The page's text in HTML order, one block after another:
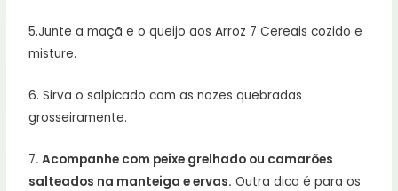
5.Junte a maçã e o queijo aos Arroz 7 Cereais cozido e
misture.
6. Sirva o salpicado com as nozes quebradas
grosseiramente.
7. Acompanhe com peixe grelhado ou camarões
salteados na manteiga e ervas. Outra dica é para os